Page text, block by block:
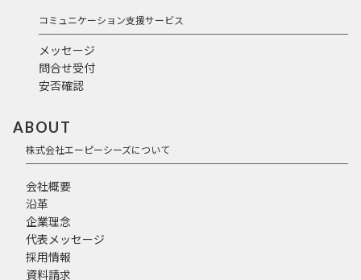
コミュニケーション支援サービス
メッセージ
問合せ受付
安否確認
ABOUT
株式会社エーピーシーズについて
会社概要
沿革
企業理念
代表メッセージ
採用情報
資料請求